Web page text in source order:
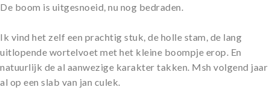
De boom is uitgesnoeid, nu nog bedraden.
Ik vind het zelf een prachtig stuk, de holle stam, de lang
uitlopende wortelvoet met het kleine boompje erop. En
natuurlijk de al aanwezige karakter takken. Msh volgend jaar
al op een slab van jan culek.